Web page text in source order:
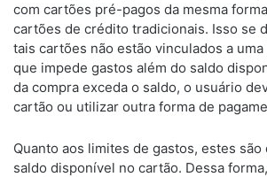
com cartões pré-pagos da mesma
cartões de crédito tradicionais. Isso se
tais cartões não estão vinculados a
que impede gastos além do saldo
da compra exceda o saldo, o usuário
cartão ou utilizar outra forma de
Quanto aos limites de gastos, estes
saldo disponível no cartão. Dessa